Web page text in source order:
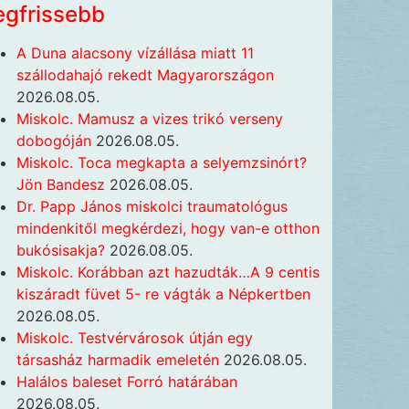
A Duna alacsony vízállása miatt 11
szállodahajó rekedt Magyarországon
2026.08.05.
Miskolc. Mamusz a vizes trikó verseny
dobogóján 2026.08.05.
Miskolc. Toca megkapta a selyemzsinórt?
Jön Bandesz 2026.08.05.
Dr. Papp János miskolci traumatológus
mindenkitől megkérdezi, hogy van-e otthon
bukósisakja? 2026.08.05.
Miskolc. Korábban azt hazudták…A 9 centis
kiszáradt füvet 5- re vágták a Népkertben
2026.08.05.
Miskolc. Testvérvárosok útján egy
társasház harmadik emeletén 2026.08.05.
Halálos baleset Forró határában
2026.08.05.